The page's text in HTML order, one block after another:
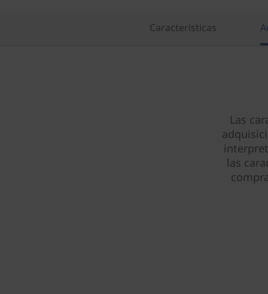
Características
Las
las